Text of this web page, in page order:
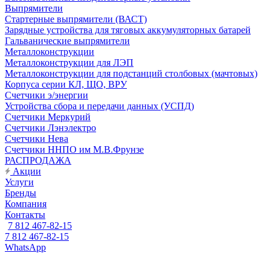
Выпрямители
Стартерные выпрямители (ВАСТ)
Зарядные устройства для тяговых аккумуляторных батарей
Гальванические выпрямители
Металлоконструкции
Металлоконструкции для ЛЭП
Металлоконструкции для подстанций столбовых (мачтовых)
Корпуса серии КЛ, ЩО, ВРУ
Счетчики э/энергии
Устройства сбора и передачи данных (УСПД)
Счетчики Меркурий
Счетчики Лэнэлектро
Счетчики Нева
Счетчики ННПО им М.В.Фрунзе
РАСПРОДАЖА
Акции
Услуги
Бренды
Компания
Контакты
7 812 467-82-15
7 812 467-82-15
WhatsApp